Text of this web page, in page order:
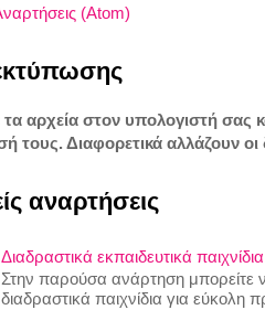
(Atom)
αρχεία στον υπολογιστή σας
τους. Διαφορετικά αλλάζουν οι
αναρτήσεις
Διαδραστικά εκπαιδευτικά παιχνίδια
Στην παρούσα ανάρτηση μπορείτε
διαδραστικά παιχνίδια για εύκολη